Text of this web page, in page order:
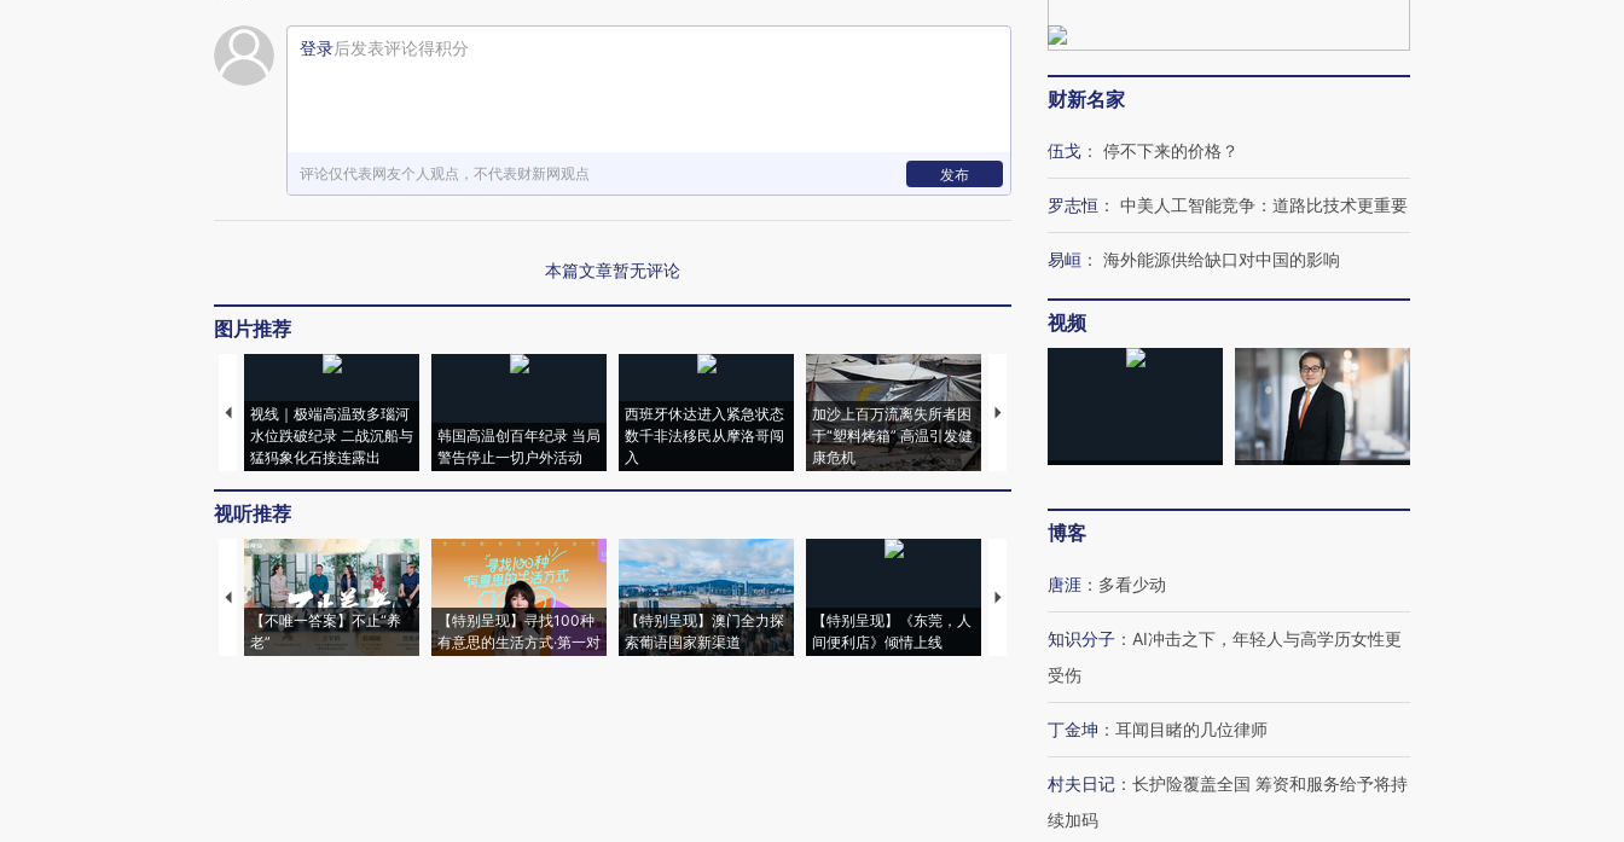
登录后发表评论得积分
评论仅代表网友个人观点，不代表财新网观点 发布
本篇文章暂无评论
图片推荐
视线｜极端高温致多瑙河
水位跌破纪录 二战沉船与
猛犸象化石接连露出
韩国高温创百年纪录 当局
警告停止一切户外活动
西班牙休达进入紧急状态
数千非法移民从摩洛哥闯
入
加沙上百万流离失所者困
于“塑料烤箱” 高温引发健
康危机
视线｜HYROX的吸金
心“花钱找虐”？
马航飞行员跨国走私7万
粒摇头丸 尿检体内含3种
毒品
视线｜被称为“蟑螂”的印
度Z世代 用街头抗争将教
育部长拱下台
视听推荐
【不唯一答案】不止“养
老”
【特别呈现】寻找100种
有意思的生活方式·第一对
【特别呈现】澳门全力探
索葡语国家新渠道
【特别呈现】《东莞，人
间便利店》倾情上线
【推广】走进第四届链博
有意思的生活方式·第三对
住三大增长引擎是什么？
财新名家
伍戈 ： 停不下来的价格？
罗志恒 ： 中美人工智能竞争：道路比技术更重要
易峘 ： 海外能源供给缺口对中国的影响
视频
博客
唐涯 ： 多看少动
知识分子 ： AI冲击之下，年轻人与高学历女性更
受伤
丁金坤 ： 耳闻目睹的几位律师
村夫日记 ： 长护险覆盖全国 筹资和服务给予将持
续加码